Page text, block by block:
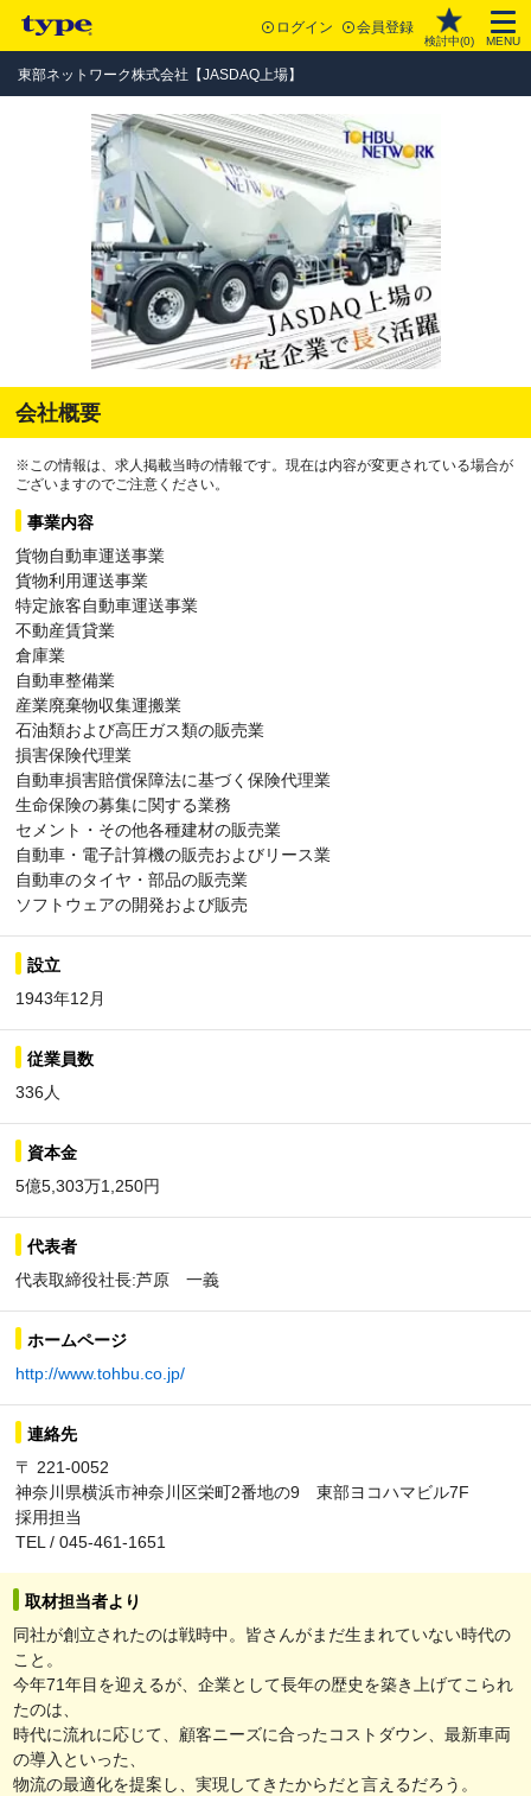
ログイン 会員登録
検討中(0) MENU
東部ネットワーク株式会社【JASDAQ上場】
会社概要
※この情報は、求人掲載当時の情報です。現在は内容が変更されている場合が
ございますのでご注意ください。
事業内容
貨物自動車運送事業
貨物利用運送事業
特定旅客自動車運送事業
不動産賃貸業
倉庫業
自動車整備業
産業廃棄物収集運搬業
石油類および高圧ガス類の販売業
損害保険代理業
自動車損害賠償保障法に基づく保険代理業
生命保険の募集に関する業務
セメント・その他各種建材の販売業
自動車・電子計算機の販売およびリース業
自動車のタイヤ・部品の販売業
ソフトウェアの開発および販売
設立
1943年12月
従業員数
336人
資本金
5億5,303万1,250円
代表者
代表取締役社長:芦原 一義
ホームページ
http://www.tohbu.co.jp/
連絡先
〒 221-0052
神奈川県横浜市神奈川区栄町2番地の9 東部ヨコハマビル7F
採用担当
TEL / 045-461-1651
取材担当者より
同社が創立されたのは戦時中。皆さんがまだ生まれていない時代の
こと。
今年71年目を迎えるが、企業として長年の歴史を築き上げてこられ
たのは、
時代に流れに応じて、顧客ニーズに合ったコストダウン、最新車両
の導入といった、
物流の最適化を提案し、実現してきたからだと言えるだろう。